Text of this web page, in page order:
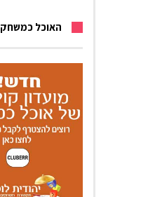
האוכל כמשחק